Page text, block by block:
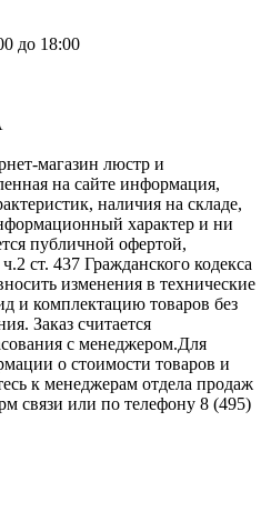
до 18:00
магазин люстр и
на сайте информация,
наличия на складе,
характер и ни
публичной офертой,
ст. 437 Гражданского кодекса
изменения в технические
и комплектацию товаров без
Заказ считается
с менеджером.Для
о стоимости товаров и
к менеджерам отдела продаж
связи или по телефону 8 (495)